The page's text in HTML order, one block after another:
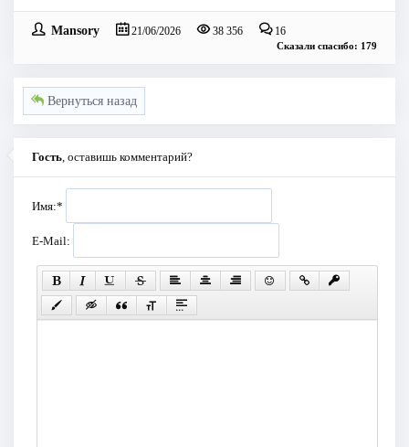
Mansory 21/06/2026 38 356 16
Сказали спасибо: 179
Вернуться назад
Гость , оставишь комментарий?
Имя:*
E-Mail: